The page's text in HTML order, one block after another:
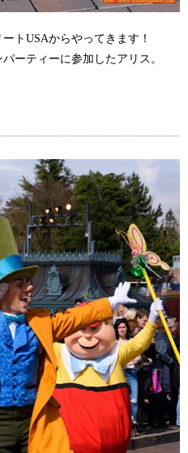
トUSAからやってきます！
ーティーに参加したアリス。